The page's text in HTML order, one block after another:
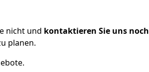
nicht und kontaktieren Sie uns noch
planen.